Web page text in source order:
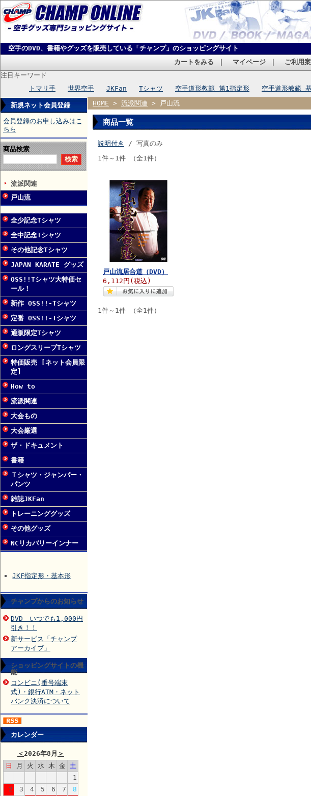
空手のDVD、書籍やグッズを販売している「チャンプ」のショッピングサイト
カートをみる
マイページ ご利用
注目キーワード
トマリ手
世界空手 JKFan Tシャツ 空手道形教範 第1指定形 空手道形教範
新規ネット会員登録
会員登録のお申し込みはこ
ちら
商品検索
流派関連
戸山流
全少記念Tシャツ
全中記念Tシャツ
その他記念Tシャツ
JAPAN KARATE グッズ
OSS!!Tシャツ大特価セ
ール！
新作 OSS!!-Tシャツ
定番 OSS!!-Tシャツ
通販限定Tシャツ
ロングスリーブTシャツ
特価販売 [ネット会員限
定]
How to
流派関連
大会もの
大会厳選
ザ・ドキュメント
書籍
Ｔシャツ・ジャンパー・
パンツ
雑誌JKFan
トレーニンググッズ
その他グッズ
NCリカバリーインナー
JKF指定形・基本形
チャンプからのお知らせ
DVD いつでも1,000円
引き！！
新サービス「チャンプ
アーカイブ」
ショッピングサイトの機
能
コンビニ(番号端末
式)・銀行ATM・ネット
バンク決済について
カレンダー
＜2026年8月 ＞
日
月 火 水 木 金 土
1
2
3 4 5 6 7
8
HOME > 流派関連 > 戸山流
商品一覧
説明付き
/ 写真のみ
1件～1件 （全1件）
戸山流居合道（DVD）
6,112円(税込)
1件～1件 （全1件）